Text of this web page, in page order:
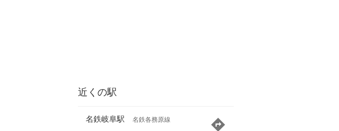
近くの駅
名鉄岐阜駅 名鉄各務原線